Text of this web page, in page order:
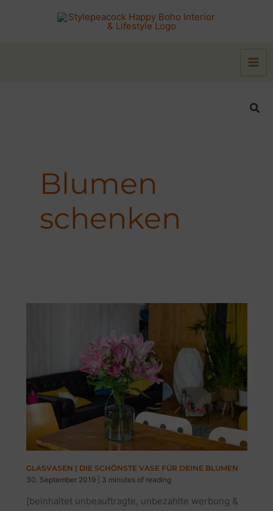
Blumen
schenken
GLASVASEN | DIE SCHÖNSTE VASE FÜR DEINE BLUMEN
30. September 2019
3 minutes of reading
[beinhaltet unbeauftragte, unbezahlte werbung &